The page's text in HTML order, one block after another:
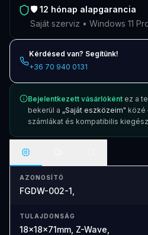
Keresés
🛡️12 hónap alapgarancia
Saját szerviz • Windows 11
Kérdésed van? Segítünk!
+36 70 940 0131
Bejelentkezett vásárlóként ez a
bekerül a „Saját eszközeim" közé
számlákat és kompatibilis
AZONOSÍTÓ
FGDW-002-1,
TULAJDONSÁG
18x18x71mm, Z-Wave,